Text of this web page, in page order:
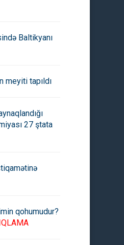
Bakıda sıxlıq olan yollar -
Baltikyanı
meyiti tapıldı
27 ştata
qohumudur?